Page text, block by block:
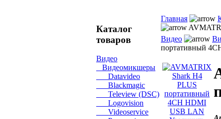
Каталог
товаров
Видео
Видеомикшеры
Datavideo
Blackmagic
Teleview (DSC)
Logovision
Videoservice
Главная
Видео
портативный